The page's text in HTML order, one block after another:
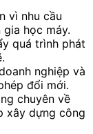
vì nhu cầu
học máy.
quá trình phát
nghiệp và
đổi mới.
chuyên về
xây dựng công